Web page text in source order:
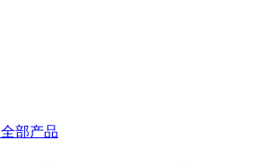
全部产品